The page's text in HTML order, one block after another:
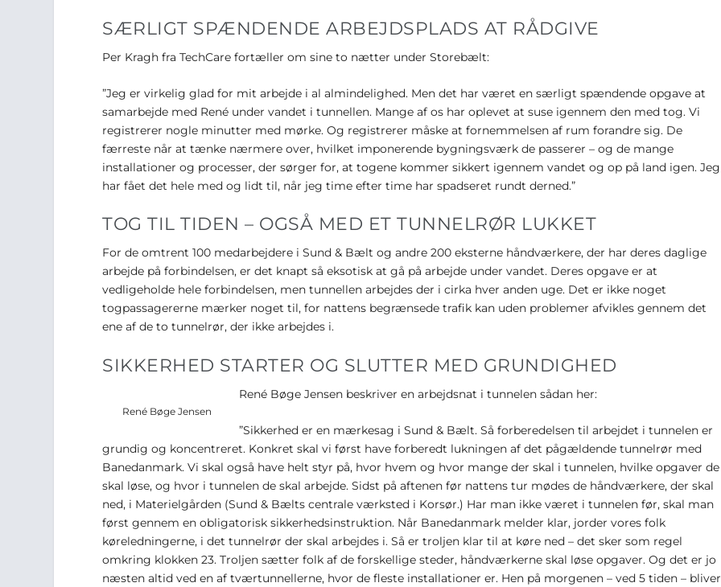
SÆRLIGT SPÆNDENDE ARBEJDSPLADS AT RÅDGIVE
Per Kragh fra TechCare fortæller om sine to nætter under Storebælt:
”Jeg er virkelig glad for mit arbejde i al almindelighed. Men det har været en særligt spændende opgave at
samarbejde med René under vandet i tunnellen. Mange af os har oplevet at suse igennem den med tog. Vi
registrerer nogle minutter med mørke. Og registrerer måske at fornemmelsen af rum forandre sig. De
færreste når at tænke nærmere over, hvilket imponerende bygningsværk de passerer – og de mange
installationer og processer, der sørger for, at togene kommer sikkert igennem vandet og op på land igen. Jeg
har fået det hele med og lidt til, når jeg time efter time har spadseret rundt derned.”
TOG TIL TIDEN – OGSÅ MED ET TUNNELRØR LUKKET
For de omtrent 100 medarbejdere i Sund & Bælt og andre 200 eksterne håndværkere, der har deres daglige
arbejde på forbindelsen, er det knapt så eksotisk at gå på arbejde under vandet. Deres opgave er at
vedligeholde hele forbindelsen, men tunnellen arbejdes der i cirka hver anden uge. Det er ikke noget
togpassagererne mærker noget til, for nattens begrænsede trafik kan uden problemer afvikles gennem det
ene af de to tunnelrør, der ikke arbejdes i.
SIKKERHED STARTER OG SLUTTER MED GRUNDIGHED
René Bøge Jensen
René Bøge Jensen beskriver en arbejdsnat i tunnelen sådan her:
”Sikkerhed er en mærkesag i Sund & Bælt. Så forberedelsen til arbejdet i tunnelen er
grundig og koncentreret. Konkret skal vi først have forberedt lukningen af det pågældende tunnelrør med
Banedanmark. Vi skal også have helt styr på, hvor hvem og hvor mange der skal i tunnelen, hvilke opgaver de
skal løse, og hvor i tunnelen de skal arbejde. Sidst på aftenen før nattens tur mødes de håndværkere, der skal
ned, i Materielgården (Sund & Bælts centrale værksted i Korsør.) Har man ikke været i tunnelen før, skal man
først gennem en obligatorisk sikkerhedsinstruktion. Når Banedanmark melder klar, jorder vores folk
køreledningerne, i det tunnelrør der skal arbejdes i. Så er troljen klar til at køre ned – det sker som regel
omkring klokken 23. Troljen sætter folk af de forskellige steder, håndværkerne skal løse opgaver. Og det er jo
næsten altid ved en af tværtunnellerne, hvor de fleste installationer er. Hen på morgenen – ved 5 tiden – bliver